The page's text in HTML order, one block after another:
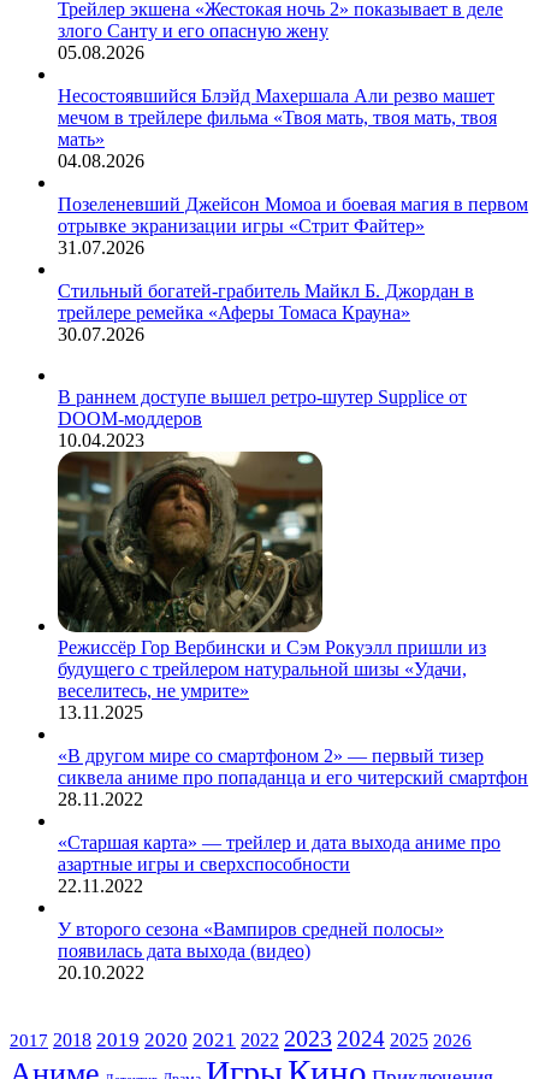
Трейлер экшена «Жестокая ночь 2» показывает в деле
злого Санту и его опасную жену
05.08.2026
Несостоявшийся Блэйд Махершала Али резво машет
мечом в трейлере фильма «Твоя мать, твоя мать, твоя
мать»
04.08.2026
Позеленевший Джейсон Момоа и боевая магия в первом
отрывке экранизации игры «Стрит Файтер»
31.07.2026
Стильный богатей-грабитель Майкл Б. Джордан в
трейлере ремейка «Аферы Томаса Крауна»
30.07.2026
В раннем доступе вышел ретро-шутер Supplice от
DOOM-моддеров
10.04.2023
Режиссёр Гор Вербински и Сэм Рокуэлл пришли из
будущего с трейлером натуральной шизы «Удачи,
веселитесь, не умрите»
13.11.2025
«В другом мире со смартфоном 2» — первый тизер
сиквела аниме про попаданца и его читерский смартфон
28.11.2022
«Старшая карта» — трейлер и дата выхода аниме про
азартные игры и сверхспособности
22.11.2022
У второго сезона «Вампиров средней полосы»
появилась дата выхода (видео)
20.10.2022
2017 2018 2019 2020 2021 2022 2023 2024 2025 2026